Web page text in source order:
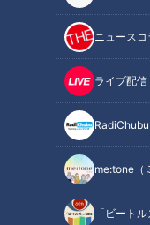
ニュースコ
ライブ配信
RadiChubu
me:tone（
「ビート
この記事を見たあ
愛知は卓球の強豪県！